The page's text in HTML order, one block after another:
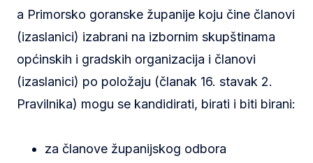
a Primorsko goranske županije koju čine članovi
(izaslanici) izabrani na izbornim skupštinama
općinskih i gradskih organizacija i članovi
(izaslanici) po položaju (članak 16. stavak 2.
Pravilnika) mogu se kandidirati, birati i biti birani:
za članove županijskog odbora